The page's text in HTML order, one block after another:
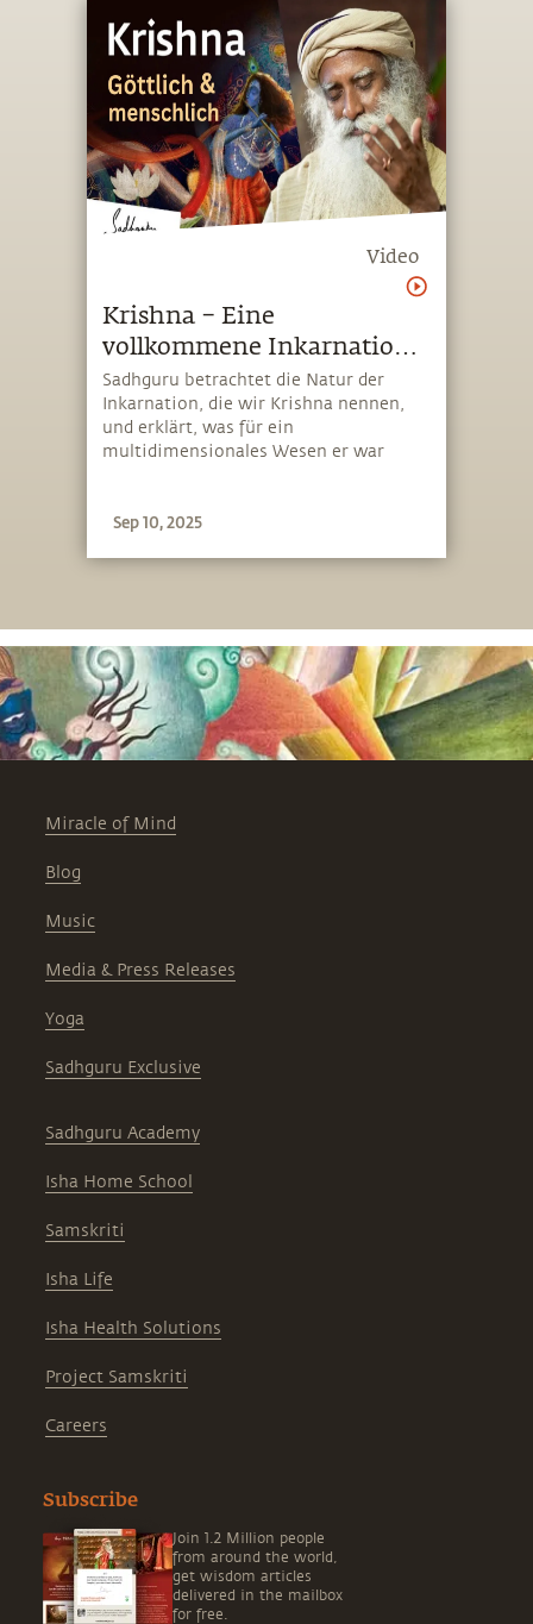
Video
Krishna – Eine
vollkommene Inkarnation
des Göttlichen
Sadhguru betrachtet die Natur der
Inkarnation, die wir Krishna nennen,
und erklärt, was für ein
multidimensionales Wesen er war
Sep 10, 2025
Miracle of Mind
Blog
Music
Media & Press Releases
Yoga
Sadhguru Exclusive
Sadhguru Academy
Isha Home School
Samskriti
Isha Life
Isha Health Solutions
Project Samskriti
Careers
Subscribe
Join 1.2 Million people
from around the world,
get wisdom articles
delivered in the mailbox
for free.